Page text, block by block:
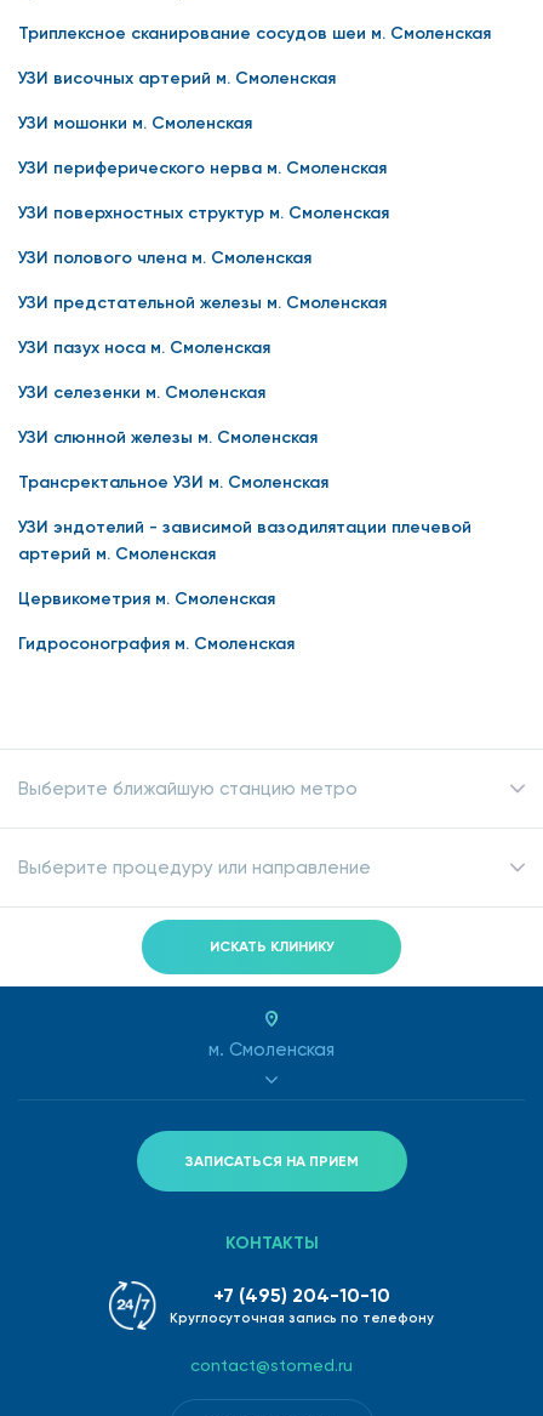
Триплексное сканирование сосудов шеи м. Смоленская
УЗИ височных артерий м. Смоленская
УЗИ мошонки м. Смоленская
УЗИ периферического нерва м. Смоленская
УЗИ поверхностных структур м. Смоленская
УЗИ полового члена м. Смоленская
УЗИ предстательной железы м. Смоленская
УЗИ пазух носа м. Смоленская
УЗИ селезенки м. Смоленская
УЗИ слюнной железы м. Смоленская
Трансректальное УЗИ м. Смоленская
УЗИ эндотелий - зависимой вазодилятации плечевой
артерий м. Смоленская
Цервикометрия м. Смоленская
Гидросонография м. Смоленская
Выберите ближайшую станцию метро
Выберите процедуру или направление
ИСКАТЬ КЛИНИКУ
м. Смоленская
ЗАПИСАТЬСЯ НА ПРИЕМ
КОНТАКТЫ
+7 (495) 204-10-10
Круглосуточная запись по телефону
contact@stomed.ru